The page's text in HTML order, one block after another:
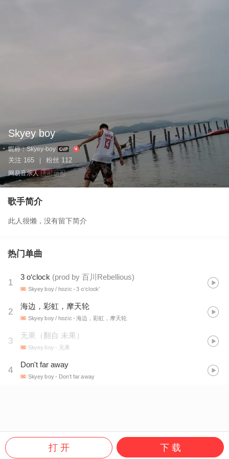
Skyey boy
昵称：Skyey-boy
关注 165 粉丝 112
网易音乐人 作词 作曲
歌手简介
此人很懒，没有留下简介
热门单曲
1
3 o‘clock (prod by 百川Rebellious)
Skyey boy / hozic - 3 o‘clock’
2
海边，彩虹，摩天轮
Skyey boy / hozic - 海边，彩虹，摩天轮
3
无果（翻自 未果）
Skyey boy - 无果
4
Don't far away
Skyey boy- Don't far away
打 开 下 载